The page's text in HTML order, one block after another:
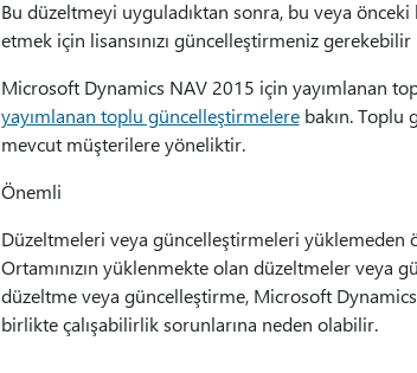
Bu düzeltmeyi uyguladıktan sonra, bu veya
etmek için lisansınızı güncelleştirmeniz
Microsoft Dynamics NAV 2015 için yayımlanan
yayımlanan toplu güncelleştirmelerebakın. Toplu
mevcut müşterilere yöneliktir.
Önemli
Düzeltmeleri veya güncelleştirmeleri yüklemeden
Ortamınızın yüklenmekte olan düzeltmeler
düzeltme veya güncelleştirme, Microsoft
birlikte çalışabilirlik sorunlarına neden olabilir.